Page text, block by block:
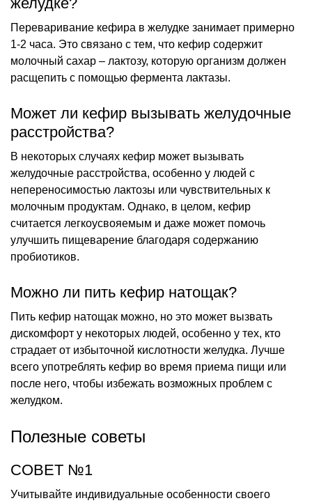
Переваривание кефира в желудке занимает примерно
1-2 часа. Это связано с тем, что кефир содержит
молочный сахар – лактозу, которую организм должен
расщепить с помощью фермента лактазы.
Может ли кефир вызывать желудочные
расстройства?
В некоторых случаях кефир может вызывать
желудочные расстройства, особенно у людей с
непереносимостью лактозы или чувствительных к
молочным продуктам. Однако, в целом, кефир
считается легкоусвояемым и даже может помочь
улучшить пищеварение благодаря содержанию
пробиотиков.
Можно ли пить кефир натощак?
Пить кефир натощак можно, но это может вызвать
дискомфорт у некоторых людей, особенно у тех, кто
страдает от избыточной кислотности желудка. Лучше
всего употреблять кефир во время приема пищи или
после него, чтобы избежать возможных проблем с
желудком.
Полезные советы
СОВЕТ №1
Учитывайте индивидуальные особенности своего